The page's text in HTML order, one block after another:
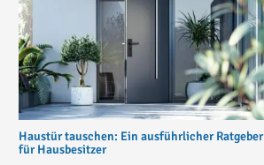
Haustür tauschen: Ein ausführlicher Ratgeber
für Hausbesitzer